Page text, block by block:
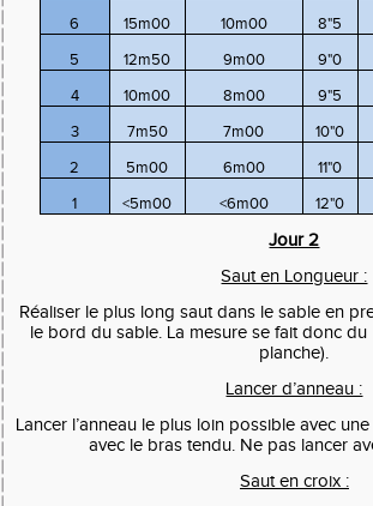
6
15m00 10m00
8"5
5
12m50 9m00
9"0
4
10m00 8m00
9"5
3
7m50 7m00
10"0
2
5m00 6m00
11"0
1
<5m00 <6m00 12"0
Jour 2
Saut en Longueur :
Réaliser le plus long saut dans le sable en
le bord du sable. La mesure se fait donc
planche).
Lancer d’anneau :
Lancer l’anneau le plus loin possible avec
avec le bras tendu. Ne pas lancer
Saut en croix :